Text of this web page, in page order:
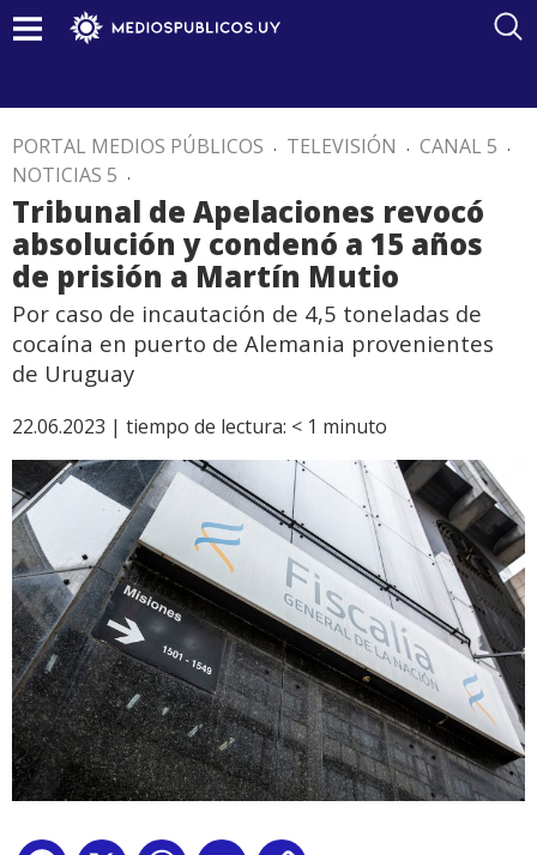
PORTAL MEDIOS PÚBLICOS . TELEVISIÓN . CANAL 5 .
NOTICIAS 5 .
Tribunal de Apelaciones revocó
absolución y condenó a 15 años
de prisión a Martín Mutio
Por caso de incautación de 4,5 toneladas de
cocaína en puerto de Alemania provenientes
de Uruguay
22.06.2023 | tiempo de lectura: < 1 minuto